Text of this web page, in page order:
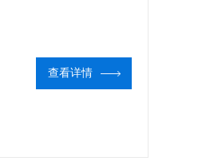
查看详情